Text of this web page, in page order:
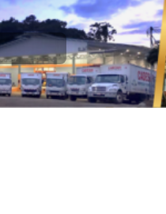
Estás aquí: